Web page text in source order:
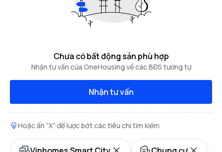
Chưa có bất động sản phù hợp
Nhận tư vấn của OneHousing về các BĐS tương tự
Nhận tư vấn
Hoặc ấn “X” để lược bớt các tiêu chí tìm kiếm